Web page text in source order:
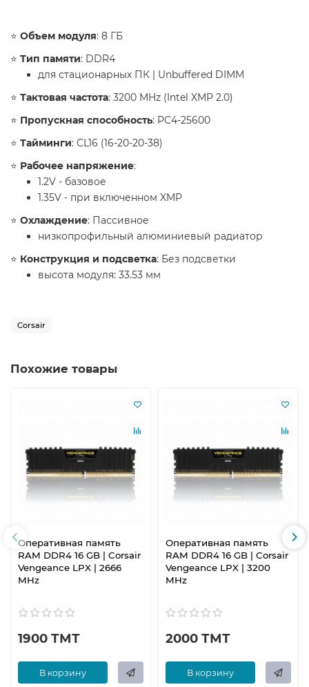
​⭐️ Объем модуля: 8 ГБ
⭐️ Тип памяти: DDR4
для стационарных ПК | Unbuffered DIMM
⭐️ Тактовая частота: 3200 MHz (Intel XMP 2.0)
⭐️ Пропускная способность: PC4-25600
⭐️ Тайминги: CL16 (16-20-20-38)
⭐️ Рабочее напряжение:
1.2V - базовое
1.35V - при включенном XMP
⭐️ Охлаждение: Пассивное
низкопрофильный алюминиевый радиатор
⭐️ Конструкция и подсветка: Без подсветки
высота модуля: 33.53 мм
Corsair
Похожие товары
Оперативная память
RAM DDR4 16 GB | Corsair
Vengeance LPX | 2666
MHz
1900 ТМТ
В корзину
Оперативная память
RAM DDR4 16 GB | Corsair
Vengeance LPX | 3200
MHz
2000 ТМТ
В корзину